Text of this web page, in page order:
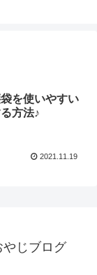
を使いやすい
方法♪
2021.11.19
じブログ